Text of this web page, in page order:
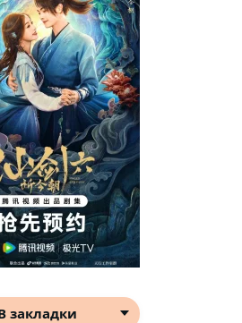
закладки